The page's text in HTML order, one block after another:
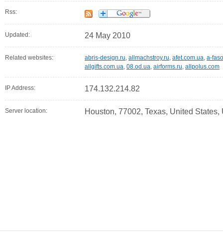
Rss:
Updated: 24 May 2010
Related websites: abris-design.ru, allmachstroy.ru, afet.com.ua, a-
allgifts.com.ua, 08.od.ua, airforms.ru, allpolus.com
IP Address: 174.132.214.82
Server location: Houston, 77002, Texas, United States,